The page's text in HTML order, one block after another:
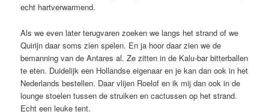
echt hartverwarmend.
Als we even later terugvaren zoeken we langs het strand of we
Quirijn daar soms zien spelen. En ja hoor daar zien we de
bemanning van de Antares al. Ze zitten in de Kalu-bar bitterballen
te eten. Duidelijk een Hollandse eigenaar en je kan dan ook in het
Nederlands bestellen. Daar vlijen Roelof en ik mij dan ook in de
lounge stoelen tussen de struiken en cactussen op het strand.
Echt een leuke tent.